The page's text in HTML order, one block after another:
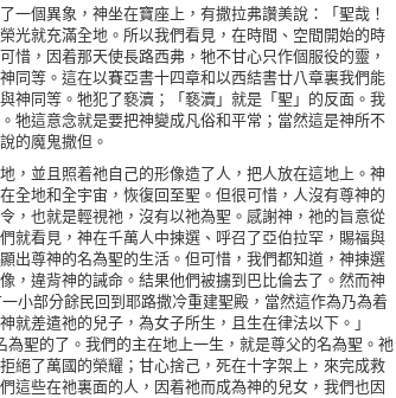
個異象，神坐在寶座上，有撒拉弗讚美說：「聖哉！
光就充滿全地。所以我們看見，在時間、空間開始的時
，因着那天使長路西弗，牠不甘心只作個服役的靈，
同等。這在以賽亞書十四章和以西結書廿八章裏我們能
神同等。牠犯了褻瀆；「褻瀆」就是「聖」的反面。我
牠這意念就是要把神變成凡俗和平常；當然這是神所不
的魔鬼撒但。
並且照着祂自己的形像造了人，把人放在這地上。神
全地和全宇宙，恢復回至聖。但很可惜，人沒有尊神的
，也就是輕視祂，沒有以祂為聖。感謝神，祂的旨意從
就看見，神在千萬人中揀選、呼召了亞伯拉罕，賜福與
出尊神的名為聖的生活。但可惜，我們都知道，神揀選
，違背神的誡命。結果他們被擄到巴比倫去了。然而神
小部分餘民回到耶路撒冷重建聖殿，當然這作為乃為着
差遣祂的兒子，為女子所生，且生在律法以下。」
為聖的了。我們的主在地上一生，就是尊父的名為聖。祂
絕了萬國的榮耀；甘心捨己，死在十字架上，來完成救
這些在祂裏面的人，因着祂而成為神的兒女，我們也因